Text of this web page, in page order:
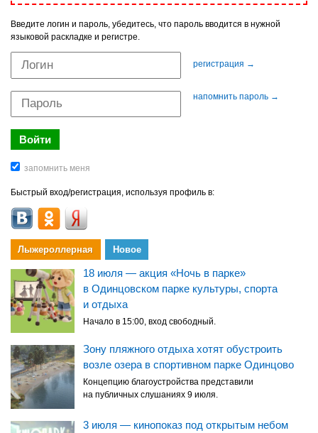
Введите логин и пароль, убедитесь, что пароль вводится в нужной
языковой раскладке и регистре.
регистрация →
напомнить пароль →
Быстрый вход/регистрация, используя профиль в:
Лыжероллерная Новое
18 июля — акция «Ночь в парке»
в Одинцовском парке культуры, спорта
и отдыха
Начало в 15:00, вход свободный.
Зону пляжного отдыха хотят обустроить
возле озера в спортивном парке Одинцово
Концепцию благоустройства представили
на публичных слушаниях 9 июля.
3 июля — кинопоказ под открытым небом